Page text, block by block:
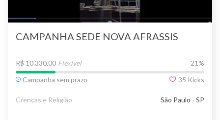
CAMPANHA SEDE NOVA AFRASSIS
R$ 10.330,00 Flexível 21 %
Campanha sem prazo
35 Kicks
Crenças e Religião São Paulo - SP